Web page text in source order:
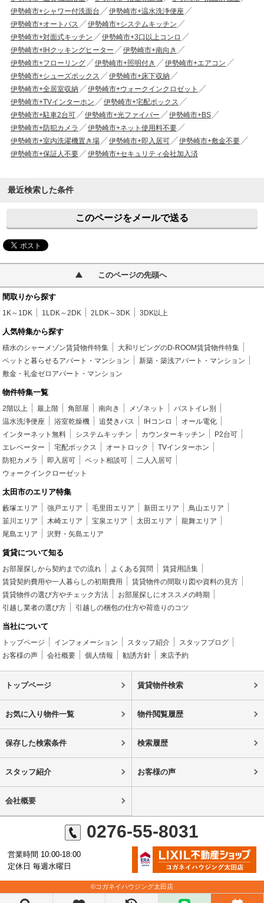
伊勢崎市+シャワー付洗面台
伊勢崎市+温水洗浄便座
伊勢崎市+オートバス
伊勢崎市+システムキッチン
伊勢崎市+対面式キッチン
伊勢崎市+3口以上コンロ
伊勢崎市+IHクッキングヒーター
伊勢崎市+南向き
伊勢崎市+フローリング
伊勢崎市+照明付き
伊勢崎市+エアコン
伊勢崎市+シューズボックス
伊勢崎市+床下収納
伊勢崎市+全居室収納
伊勢崎市+ウォークインクロゼット
伊勢崎市+TVインターホン
伊勢崎市+宅配ボックス
伊勢崎市+駐車2台可
伊勢崎市+光ファイバー
伊勢崎市+BS
伊勢崎市+防犯カメラ
伊勢崎市+ネット使用料不要
伊勢崎市+室内洗濯機置き場
伊勢崎市+即入居可
伊勢崎市+敷金不要
伊勢崎市+保証人不要
伊勢崎市+セキュリティ会社加入済
最近検索した条件
このページをメールで送る
このページの先頭へ
間取りから探す
1K～1DK 1LDK～2DK 2LDK～3DK 3DK以上
人気特集から探す
積水のシャーメゾン賃貸物件特集
大和リビングのD-ROOM賃貸物件特集
ペットと暮らせるアパート・マンション
新築・築浅アパート・マンション
敷金・礼金ゼロアパート・マンション
物件特集一覧
2階以上 最上階 角部屋 南向き メゾネット
バストイレ別
温水洗浄便座
浴室乾燥機 追焚きバス IHコンロ
オール電化
インターネット無料
システムキッチン カウンターキッチン
P2台可
エレベーター
宅配ボックス オートロック
TVインターホン
防犯カメラ
即入居可 ペット相談可
二人入居可
ウォークインクローゼット
太田市のエリア特集
藪塚エリア 強戸エリア 毛里田エリア 新田エリア
鳥山エリア
韮川エリア
木崎エリア 宝泉エリア 太田エリア
龍舞エリア
尾島エリア
沢野・矢島エリア
賃貸について知る
お部屋探しから契約までの流れ よくある質問
賃貸用語集
賃貸契約費用や一人暮らしの初期費用
賃貸物件の間取り図や資料の見方
賃貸物件の選び方やチェック方法
お部屋探しにオススメの時期
引越し業者の選び方
引越しの梱包の仕方や荷造りのコツ
当社について
トップページ インフォメーション スタッフ紹介
スタッフブログ
お客様の声
会社概要 個人情報 勧誘方針 来店予約
トップページ 賃貸物件検索
お気に入り物件一覧 物件閲覧履歴
保存した検索条件 検索履歴
スタッフ紹介 お客様の声
会社概要
0276-55-8031
営業時間 10:00-18:00
定休日 毎週水曜日
©コガネイハウジング太田店